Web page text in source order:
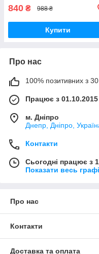
840 ₴ 988 ₴
Купити
Про нас
100% позитивних з 30
Працює з 01.10.2015
м. Дніпро
Днепр, Дніпро,
Контакти
Сьогодні працює з
Показати весь
Про нас
Контакти
Доставка та оплата